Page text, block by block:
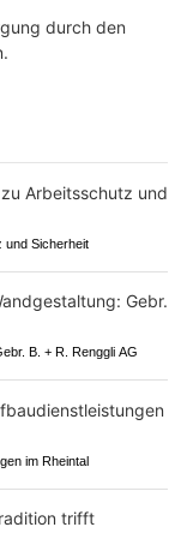
durch den
und Sicherheit
B. + R. Renggli AG
im Rheintal